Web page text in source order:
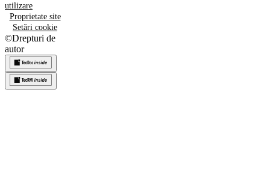
utilizare
Proprietate site
Setări cookie
©Drepturi de
autor